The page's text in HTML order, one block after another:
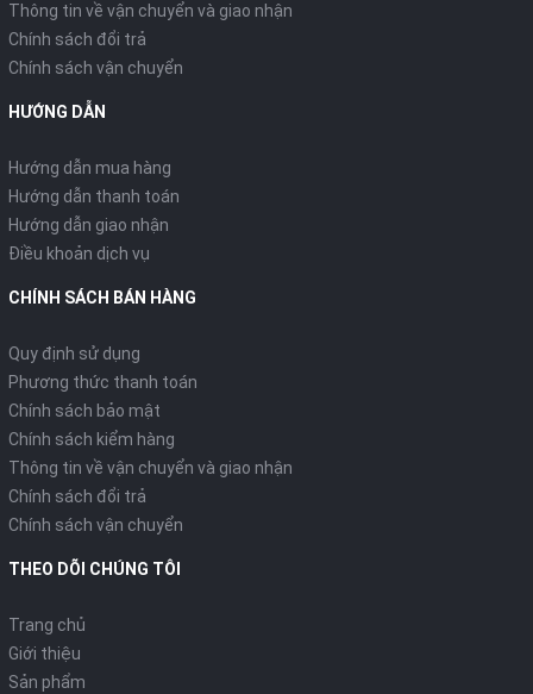
Thông tin về vận chuyển và giao nhận
Chính sách đổi trả
Chính sách vận chuyển
HƯỚNG DẪN
Hướng dẫn mua hàng
Hướng dẫn thanh toán
Hướng dẫn giao nhận
Điều khoản dịch vụ
CHÍNH SÁCH BÁN HÀNG
Quy định sử dụng
Phương thức thanh toán
Chính sách bảo mật
Chính sách kiểm hàng
Thông tin về vận chuyển và giao nhận
Chính sách đổi trả
Chính sách vận chuyển
THEO DÕI CHÚNG TÔI
Trang chủ
Giới thiệu
Sản phẩm